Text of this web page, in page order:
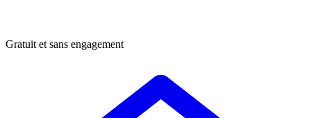
Gratuit et sans engagement